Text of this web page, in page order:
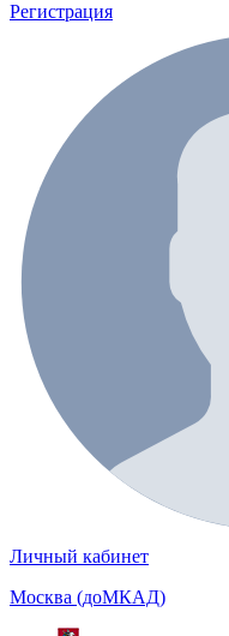
Регистрация
Личный кабинет
Москва (доМКАД)